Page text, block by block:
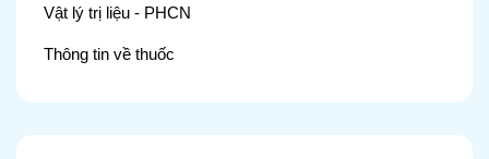
Vật lý trị liệu - PHCN
Thông tin về thuốc